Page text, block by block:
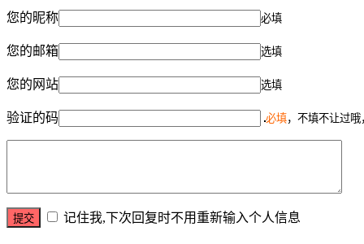
您的昵称 必填
您的邮箱 选填
您的网站 选填
验证的码 必填，不填不让过
记住我,下次回复时不用重新输入个人信息